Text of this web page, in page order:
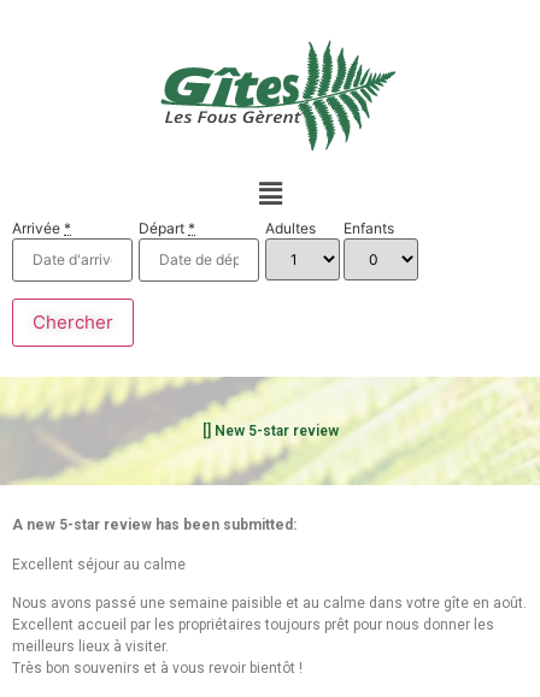
Arrivée * Départ * Adultes Enfants
[] New 5-star review
A new 5-star review has been submitted:
Excellent séjour au calme
Nous avons passé une semaine paisible et au calme dans votre gîte en août.
Excellent accueil par les propriétaires toujours prêt pour nous donner les
meilleurs lieux à visiter.
Très bon souvenirs et à vous revoir bientôt !